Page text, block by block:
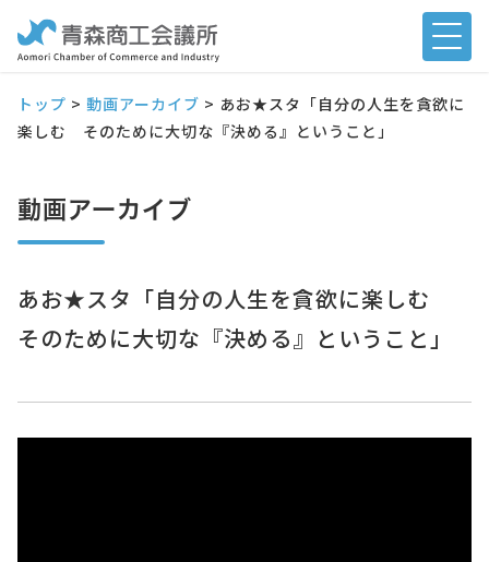
トップ > 動画アーカイブ > あお★スタ「自分の人生を貪欲に
楽しむ そのために大切な『決める』ということ」
動画アーカイブ
あお★スタ「自分の人生を貪欲に楽しむ
そのために大切な『決める』ということ」